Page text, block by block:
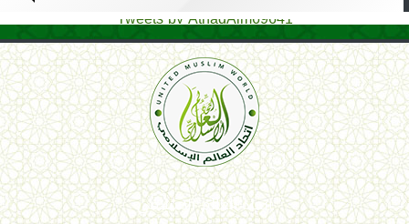
Tweets by AthadAlm69641
اتحاد العالم الإسلامي